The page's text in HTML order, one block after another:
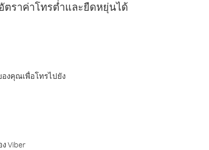
ตราค่าโทรต่ำและยืดหยุ่นได้
องคุณเพื่อโทรไปยัง
Viber